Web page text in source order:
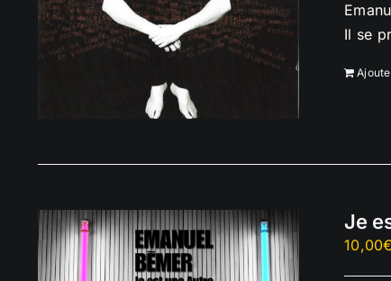
Il se
Je
10,00€